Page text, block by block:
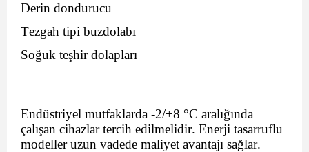
Derin dondurucu
Tezgah tipi buzdolabı
Soğuk teşhir dolapları
Endüstriyel mutfaklarda -2/+8 °C aralığında
çalışan cihazlar tercih edilmelidir. Enerji tasarruflu
modeller uzun vadede maliyet avantajı sağlar.